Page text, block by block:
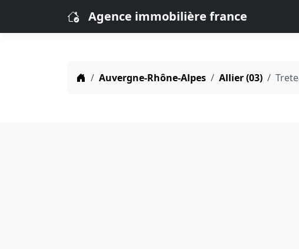
Agence immobilière france
Auvergne-Rhône-Alpes Allier (03)